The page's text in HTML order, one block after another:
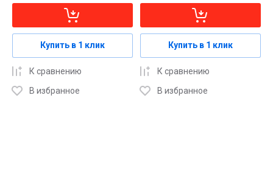
Купить в 1 клик
К сравнению
В избранное
Купить в 1 клик
К сравнению
В избранное